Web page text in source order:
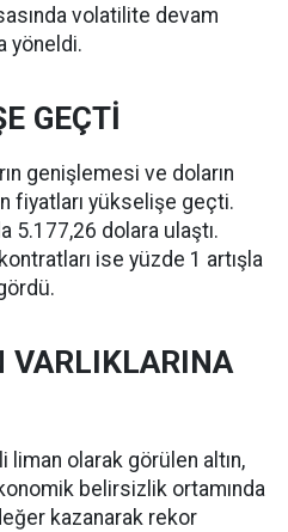
volatilite devam
yöneldi.
GEÇTİ
genişlemesi ve doların
fiyatları yükselişe geçti.
5.177,26 dolara ulaştı.
ise yüzde 1 artışla
VARLIKLARINA
olarak görülen altın,
belirsizlik ortamında
kazanarak rekor